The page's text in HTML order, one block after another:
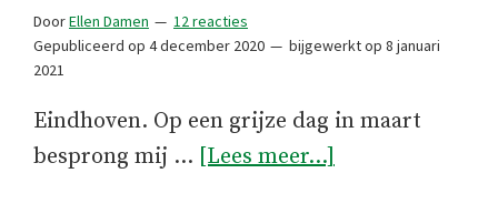
DoorEllen Damen
12 reacties
Gepubliceerd op 4 december 2020 bijgewerkt op 8 januari
2021
Eindhoven. Op een grijze dag in maart
besprong mij … [Lees meer...]